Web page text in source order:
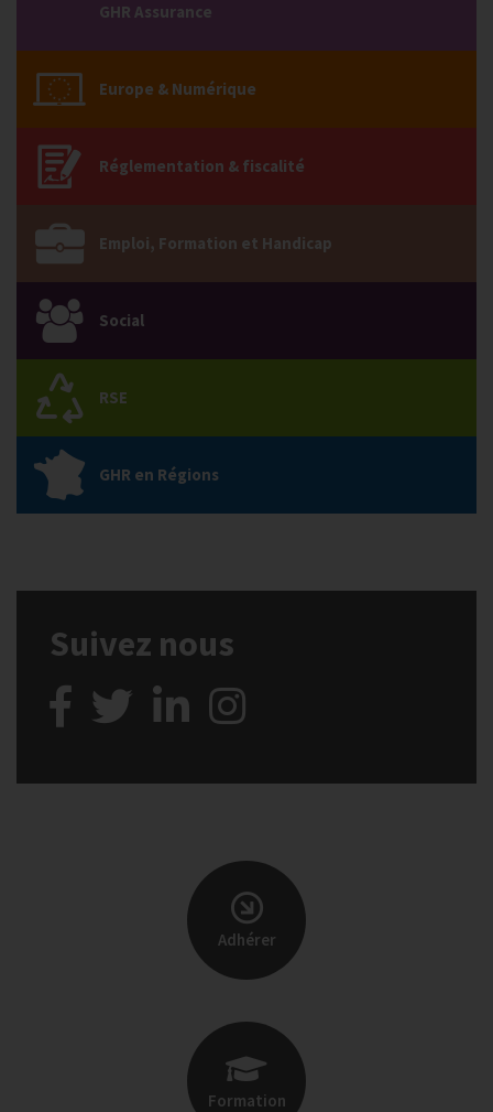
GHR Assurance
Europe & Numérique
Réglementation & fiscalité
Emploi, Formation et Handicap
Social
RSE
GHR en Régions
Suivez nous
Adhérer
Formation